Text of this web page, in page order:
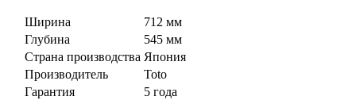
Ширина
712 мм
Глубина
545 мм
Страна производства Япония
Производитель
Toto
Гарантия
5 года